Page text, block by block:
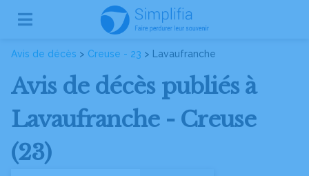
Avis de décès > Creuse - 23 > Lavaufranche
Avis de décès publiés à
Lavaufranche - Creuse
(23)